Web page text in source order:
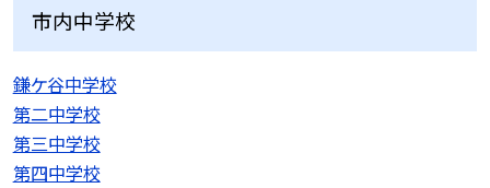
市内中学校
鎌ケ谷中学校
第二中学校
第三中学校
第四中学校